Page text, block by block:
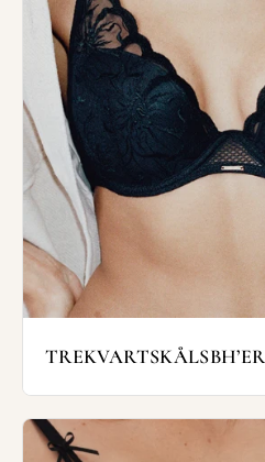
Bh'ens sider og
forstærket for at give
barmen.
Fuldskålsbh'en er
med en større barm
uanset størrelse, gerne
optimale støtte og hold
Nogle fuldskålsbh'er er
minimizer bh'er, der
og dermed nedtoner
volumen.
TREKVARTSKÅLSBH’ER
barmen. Den dækker og
men din barm er ikke